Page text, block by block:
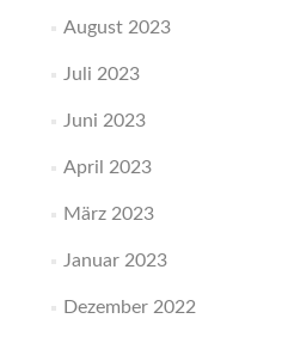
August 2023
Juli 2023
Juni 2023
April 2023
März 2023
Januar 2023
Dezember 2022